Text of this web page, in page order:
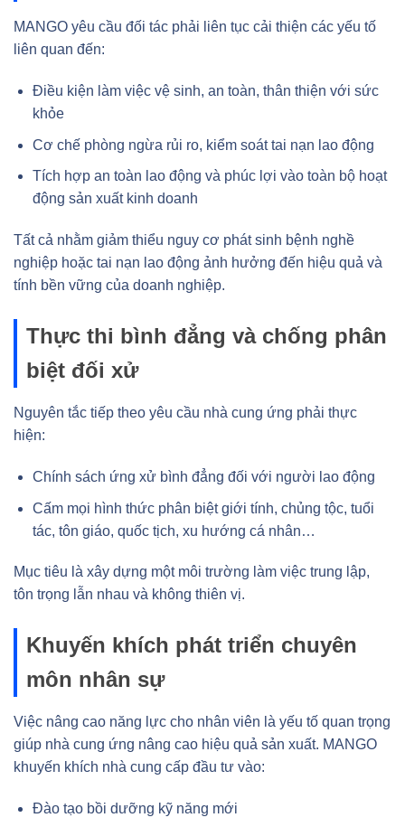
MANGO yêu cầu đối tác phải liên tục cải thiện các yếu tố
liên quan đến:
Điều kiện làm việc vệ sinh, an toàn, thân thiện với sức
khỏe
Cơ chế phòng ngừa rủi ro, kiểm soát tai nạn lao động
Tích hợp an toàn lao động và phúc lợi vào toàn bộ hoạt
động sản xuất kinh doanh
Tất cả nhằm giảm thiểu nguy cơ phát sinh bệnh nghề
nghiệp hoặc tai nạn lao động ảnh hưởng đến hiệu quả và
tính bền vững của doanh nghiệp.
Thực thi bình đẳng và chống phân
biệt đối xử
Nguyên tắc tiếp theo yêu cầu nhà cung ứng phải thực
hiện:
Chính sách ứng xử bình đẳng đối với người lao động
Cấm mọi hình thức phân biệt giới tính, chủng tộc, tuổi
tác, tôn giáo, quốc tịch, xu hướng cá nhân…
Mục tiêu là xây dựng một môi trường làm việc trung lập,
tôn trọng lẫn nhau và không thiên vị.
Khuyến khích phát triển chuyên
môn nhân sự
Việc nâng cao năng lực cho nhân viên là yếu tố quan trọng
giúp nhà cung ứng nâng cao hiệu quả sản xuất. MANGO
khuyến khích nhà cung cấp đầu tư vào:
Đào tạo bồi dưỡng kỹ năng mới